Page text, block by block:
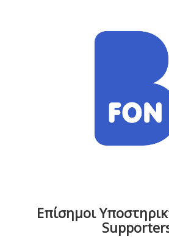
Επίσημοι